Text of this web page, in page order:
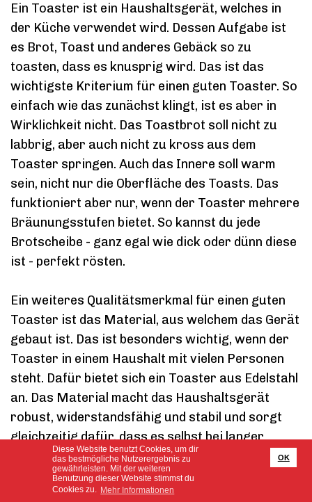
Diese Website benutzt Cookies, um dir
das bestmögliche Nutzerergebnis zu
gewährleisten. Mit der weiteren
Benutzung dieser Website stimmst du
Cookies zu. Mehr Informationen
OK
Ein Toaster ist ein Haushaltsgerät, welches in
der Küche verwendet wird. Dessen Aufgabe ist
es Brot, Toast und anderes Gebäck so zu
toasten, dass es knusprig wird. Das ist das
wichtigste Kriterium für einen guten Toaster. So
einfach wie das zunächst klingt, ist es aber in
Wirklichkeit nicht. Das Toastbrot soll nicht zu
labbrig, aber auch nicht zu kross aus dem
Toaster springen. Auch das Innere soll warm
sein, nicht nur die Oberfläche des Toasts. Das
funktioniert aber nur, wenn der Toaster mehrere
Bräunungsstufen bietet. So kannst du jede
Brotscheibe - ganz egal wie dick oder dünn diese
ist - perfekt rösten.
Ein weiteres Qualitätsmerkmal für einen guten
Toaster ist das Material, aus welchem das Gerät
gebaut ist. Das ist besonders wichtig, wenn der
Toaster in einem Haushalt mit vielen Personen
steht. Dafür bietet sich ein Toaster aus Edelstahl
an. Das Material macht das Haushaltsgerät
robust, widerstandsfähig und stabil und sorgt
gleichzeitig dafür, dass es selbst bei langer
Nutzung außen kalt bleibt.
Weitere Kriterien für einen guten Toaster